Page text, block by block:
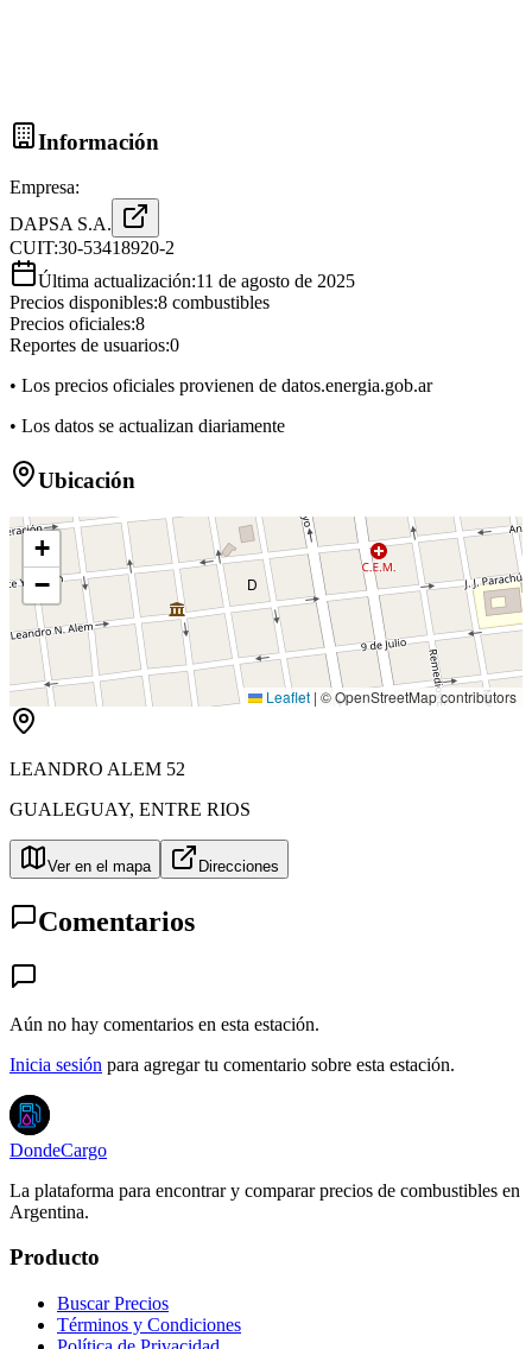
Información
Empresa:
DAPSA S.A.
CUIT:30-53418920-2
Última actualización:11 de agosto de 2025
Precios disponibles:8 combustibles
Precios oficiales:8
Reportes de usuarios:0
• Los precios oficiales provienen de datos.energia.gob.ar
• Los datos se actualizan diariamente
Ubicación
D
+
−
Leaflet | © OpenStreetMap contributors
LEANDRO ALEM 52
GUALEGUAY, ENTRE RIOS
Ver en el mapa Direcciones
Comentarios
Aún no hay comentarios en esta estación.
Inicia sesión para agregar tu comentario sobre esta estación.
DondeCargo
La plataforma para encontrar y comparar precios de combustibles en
Argentina.
Producto
Buscar Precios
Términos y Condiciones